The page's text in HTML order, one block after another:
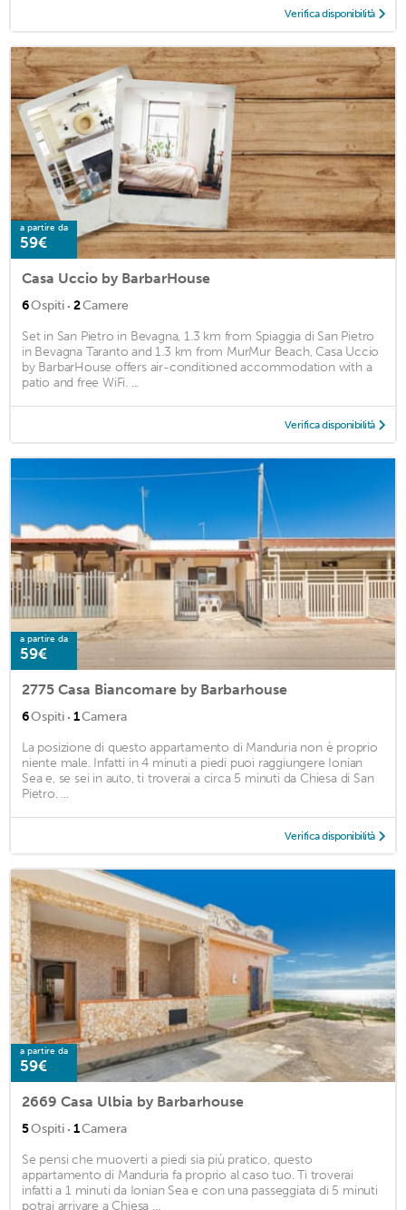
Verifica disponibilità
a partire da
59€
Casa Uccio by BarbarHouse
6Ospiti · 2Camere
Set in San Pietro in Bevagna, 1.3 km from Spiaggia di San Pietro
in Bevagna Taranto and 1.3 km from MurMur Beach, Casa Uccio
by BarbarHouse offers air-conditioned accommodation with a
patio and free WiFi. ...
Verifica disponibilità
a partire da
59€
2775 Casa Biancomare by Barbarhouse
6Ospiti · 1Camera
La posizione di questo appartamento di Manduria non è proprio
niente male. Infatti in 4 minuti a piedi puoi raggiungere Ionian
Sea e, se sei in auto, ti troverai a circa 5 minuti da Chiesa di San
Pietro. ...
Verifica disponibilità
a partire da
59€
2669 Casa Ulbia by Barbarhouse
5Ospiti · 1Camera
Se pensi che muoverti a piedi sia più pratico, questo
appartamento di Manduria fa proprio al caso tuo. Ti troverai
infatti a 1 minuti da Ionian Sea e con una passeggiata di 5 minuti
potrai arrivare a Chiesa ...